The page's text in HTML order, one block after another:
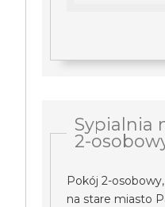
Sypialnia
2-
Pokój 2-
na stare miasto